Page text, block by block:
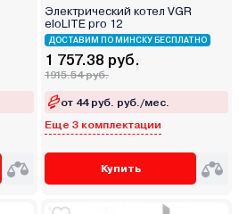
Электрический котел VGR
eloLITE pro 12
ДОСТАВИМ ПО МИНСКУ БЕСПЛАТНО
1 757.38 руб.
1915.54 руб.
от 44 руб. руб./мес.
Еще 3 комплектации
Купить